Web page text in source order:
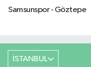
Samsunspor - Göztepe
İSTANBUL